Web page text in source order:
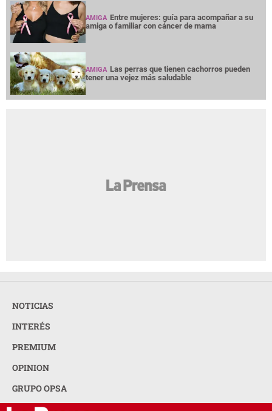
AMIGA Entre mujeres: guía para acompañar a su
amiga o familiar con cáncer de mama
AMIGA Las perras que tienen cachorros pueden
tener una vejez más saludable
NOTICIAS
INTERÉS
PREMIUM
OPINION
GRUPO OPSA